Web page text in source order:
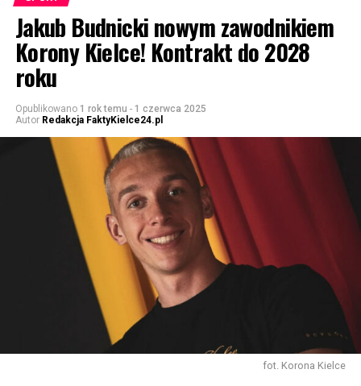
Jakub Budnicki nowym zawodnikiem
Korony Kielce! Kontrakt do 2028
roku
Opublikowano 1 rok temu - 1 czerwca 2025
Autor Redakcja FaktyKielce24.pl
fot. Korona Kielce